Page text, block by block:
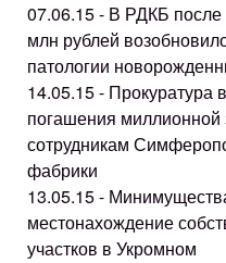
07.06.15 - В РДКБ
млн рублей
патологии
14.05.15 - Прокуратура
погашения миллионной
сотрудникам
фабрики
13.05.15 -
местонахождение
участков в Укромном